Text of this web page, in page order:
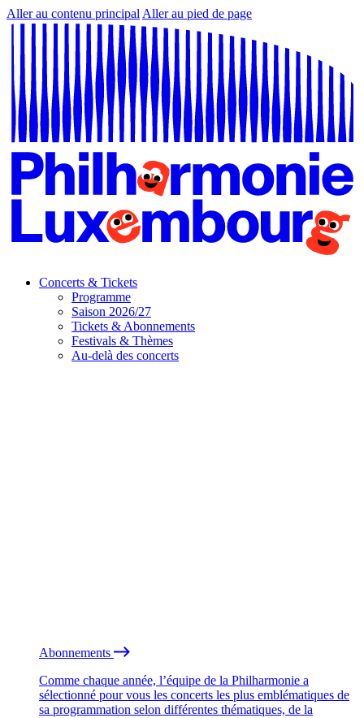
Aller au contenu principal Aller au pied de page
Concerts & Tickets
Programme
Saison 2026/27
Tickets & Abonnements
Festivals & Thèmes
Au-delà des concerts
Abonnements
Comme chaque année, l’équipe de la Philharmonie a
sélectionné pour vous les concerts les plus emblématiques de
sa programmation selon différentes thématiques, de la